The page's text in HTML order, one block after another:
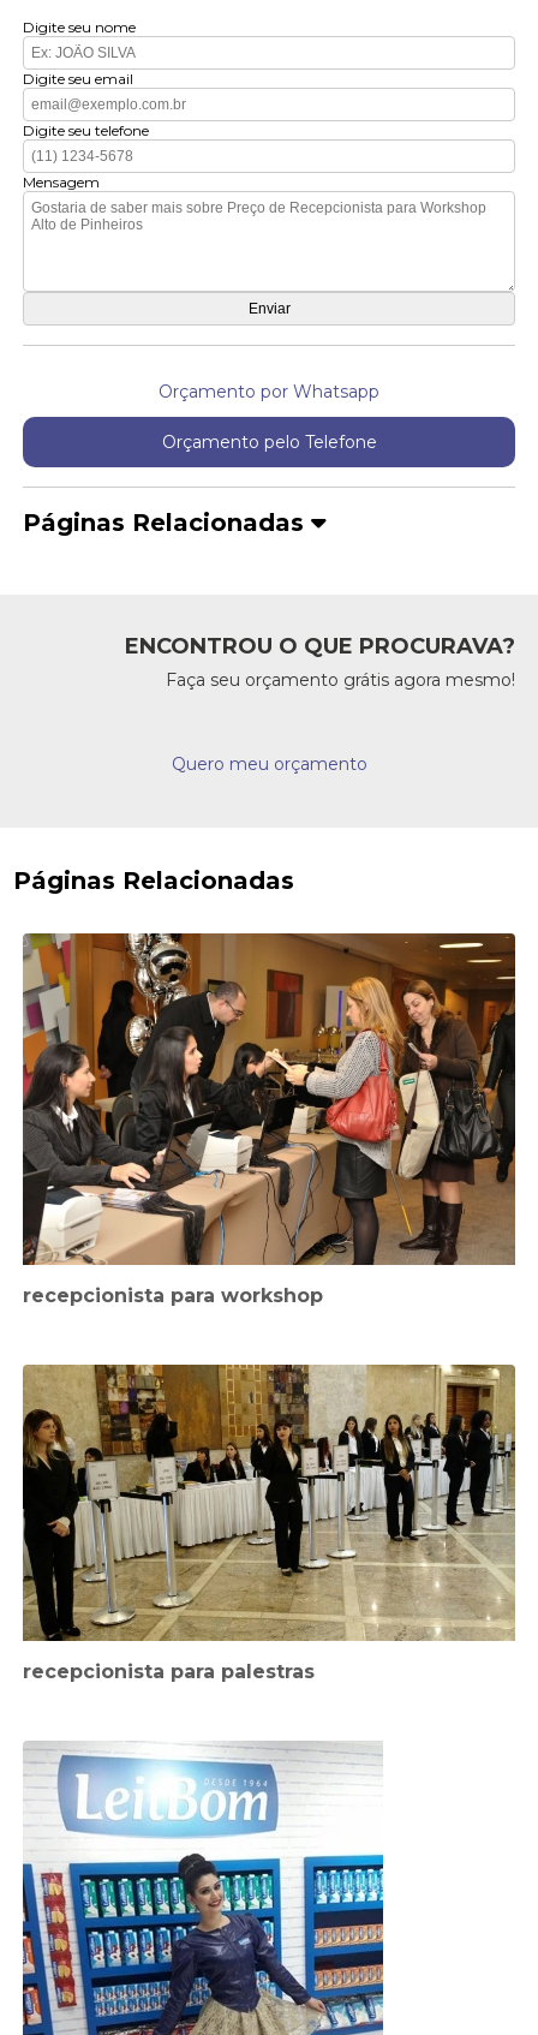
Digite seu nome
Digite seu email
Digite seu telefone
Mensagem
Orçamento por Whatsapp
Orçamento pelo Telefone
Páginas Relacionadas
ENCONTROU O QUE PROCURAVA?
Faça seu orçamento grátis agora mesmo!
Quero meu orçamento
Páginas Relacionadas
recepcionista para workshop
recepcionista para palestras